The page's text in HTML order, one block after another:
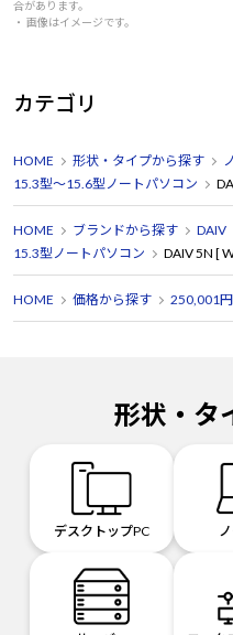
合があります。
・ 画像はイメージです。
カテゴリ
HOME 形状・タイプから探す
15.3型～15.6型ノートパソコン
HOME ブランドから探す DAIV
15.3型ノートパソコン
DAIV 5N [
HOME 価格から探す 250,001
形状・タ
デスクトップPC